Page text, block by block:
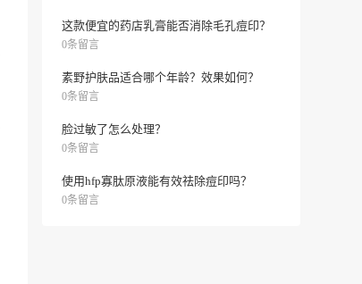
这款便宜的药店乳膏能否消除毛孔痘印？
0条留言
素野护肤品适合哪个年龄？效果如何？
0条留言
脸过敏了怎么处理？
0条留言
使用hfp寡肽原液能有效祛除痘印吗？
0条留言